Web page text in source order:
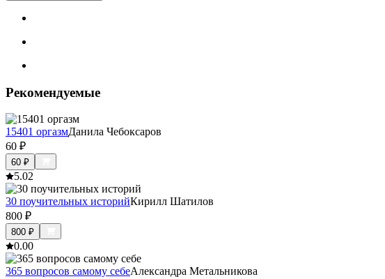
Рекомендуемые
15401 оргазмДанила Чебоксаров
60 ₽
60 ₽
5.02
30 поучительных историйКирилл Шатилов
800 ₽
800 ₽
0.00
365 вопросов самому себеАлександра Метальникова